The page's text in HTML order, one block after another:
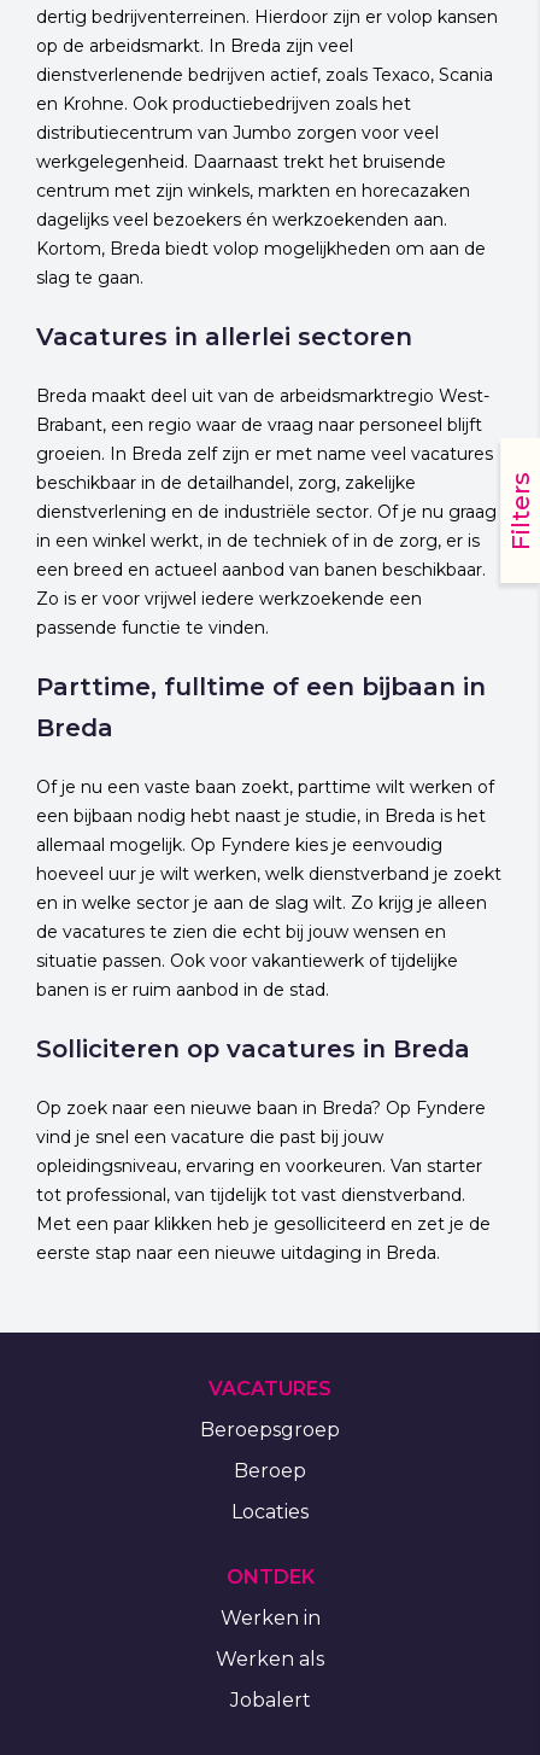
Filters
dertig bedrijventerreinen. Hierdoor zijn er volop kansen
op de arbeidsmarkt. In Breda zijn veel
dienstverlenende bedrijven actief, zoals Texaco, Scania
en Krohne. Ook productiebedrijven zoals het
distributiecentrum van Jumbo zorgen voor veel
werkgelegenheid. Daarnaast trekt het bruisende
centrum met zijn winkels, markten en horecazaken
dagelijks veel bezoekers én werkzoekenden aan.
Kortom, Breda biedt volop mogelijkheden om aan de
slag te gaan.
Vacatures in allerlei sectoren
Breda maakt deel uit van de arbeidsmarktregio West-
Brabant, een regio waar de vraag naar personeel blijft
groeien. In Breda zelf zijn er met name veel vacatures
beschikbaar in de detailhandel, zorg, zakelijke
dienstverlening en de industriële sector. Of je nu graag
in een winkel werkt, in de techniek of in de zorg, er is
een breed en actueel aanbod van banen beschikbaar.
Zo is er voor vrijwel iedere werkzoekende een
passende functie te vinden.
Parttime, fulltime of een bijbaan in
Breda
Of je nu een vaste baan zoekt, parttime wilt werken of
een bijbaan nodig hebt naast je studie, in Breda is het
allemaal mogelijk. Op Fyndere kies je eenvoudig
hoeveel uur je wilt werken, welk dienstverband je zoekt
en in welke sector je aan de slag wilt. Zo krijg je alleen
de vacatures te zien die echt bij jouw wensen en
situatie passen. Ook voor vakantiewerk of tijdelijke
banen is er ruim aanbod in de stad.
Solliciteren op vacatures in Breda
Op zoek naar een nieuwe baan in Breda? Op Fyndere
vind je snel een vacature die past bij jouw
opleidingsniveau, ervaring en voorkeuren. Van starter
tot professional, van tijdelijk tot vast dienstverband.
Met een paar klikken heb je gesolliciteerd en zet je de
eerste stap naar een nieuwe uitdaging in Breda.
VACATURES
Beroepsgroep
Beroep
Locaties
ONTDEK
Werken in
Werken als
Jobalert